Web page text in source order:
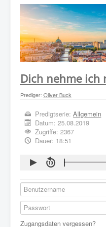
WER WIR SIND
GOTTESDIENST
PREDIGTEN
KONTAKT
Dich nehme ich
Prediger: Oliver Buck
Predigtserie:Allgemein
Datum:25.08.2019
Zugriffe: 2367
Dauer: 18:51
Zugangsdaten vergessen?